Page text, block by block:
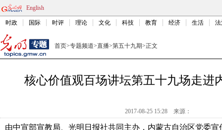
English
时政 国际 时评 理论 文化 科技 教育 经济 生活
首页>专题频道>直播>第五十九期>正文
核心价值观百场讲坛第五十九场走进
2017-08-25 15:28 来源：
由中宣部宣教局、光明日报社共同主办，内蒙古自治区党委